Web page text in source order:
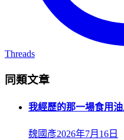
Threads
同類文章
我經歷的那一場食用
魏國彥2026年7月16日